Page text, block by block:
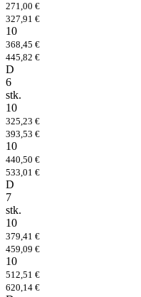
271,00 €
327,91 €
10
368,45 €
445,82 €
D
6
stk.
10
325,23 €
393,53 €
10
440,50 €
533,01 €
D
7
stk.
10
379,41 €
459,09 €
10
512,51 €
620,14 €